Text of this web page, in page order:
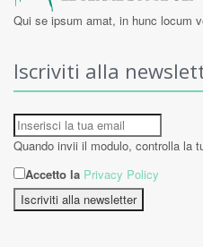
Qui se ipsum amat, in hunc locum
Iscriviti alla
Quando invii il modulo, controlla la
Accetto la Privacy Policy
Iscriviti alla newsletter